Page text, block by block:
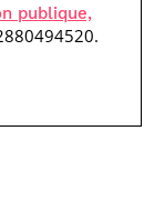
publique,